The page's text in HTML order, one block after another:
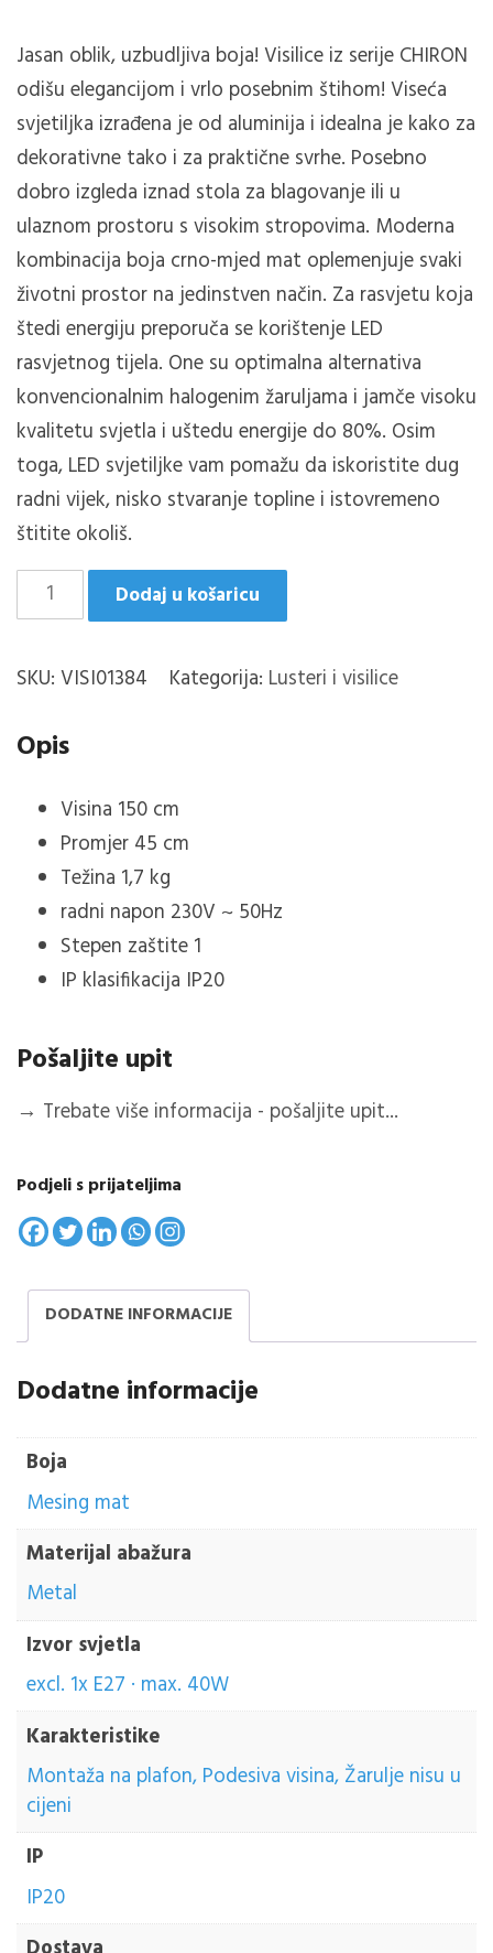
Jasan oblik, uzbudljiva boja! Visilice iz serije CHIRON
odišu elegancijom i vrlo posebnim štihom! Viseća
svjetiljka izrađena je od aluminija i idealna je kako za
dekorativne tako i za praktične svrhe. Posebno
dobro izgleda iznad stola za blagovanje ili u
ulaznom prostoru s visokim stropovima. Moderna
kombinacija boja crno-mjed mat oplemenjuje svaki
životni prostor na jedinstven način. Za rasvjetu koja
štedi energiju preporuča se korištenje LED
rasvjetnog tijela. One su optimalna alternativa
konvencionalnim halogenim žaruljama i jamče visoku
kvalitetu svjetla i uštedu energije do 80%. Osim
toga, LED svjetiljke vam pomažu da iskoristite dug
radni vijek, nisko stvaranje topline i istovremeno
štitite okoliš.
CHIRON
VISILICA
količina
Dodaj u košaricu
SKU: VISI01384 Kategorija: Lusteri i visilice
Opis
Visina 150 cm
Promjer 45 cm
Težina 1,7 kg
radni napon 230V ~ 50Hz
Stepen zaštite 1
IP klasifikacija IP20
Pošaljite upit
→ Trebate više informacija - pošaljite upit...
Podjeli s prijateljima
DODATNE INFORMACIJE
Dodatne informacije
Boja
Mesing mat
Materijal abažura
Metal
Izvor svjetla
excl. 1x E27 · max. 40W
Karakteristike
Montaža na plafon, Podesiva visina, Žarulje nisu u
cijeni
IP
IP20